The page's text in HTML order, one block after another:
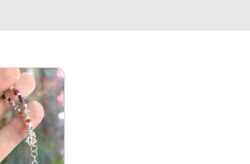
₺3.036,00.
Şu andaki fiyat: ₺2.760,00.